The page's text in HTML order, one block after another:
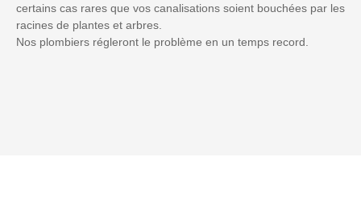
certains cas rares que vos canalisations soient bouchées par les
racines de plantes et arbres.
Nos plombiers régleront le problème en un temps record.